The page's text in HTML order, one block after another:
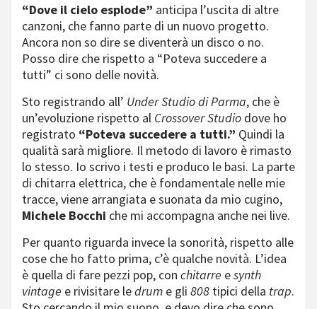
“Dove il cielo esplode” anticipa l’uscita di altre
canzoni, che fanno parte di un nuovo progetto.
Ancora non so dire se diventerà un disco o no.
Posso dire che rispetto a “Poteva succedere a
tutti” ci sono delle novità.
Sto registrando all’ Under Studio di Parma, che è
un’evoluzione rispetto al Crossover Studio dove ho
registrato “Poteva succedere a tutti.” Quindi la
qualità sarà migliore. Il metodo di lavoro è rimasto
lo stesso. Io scrivo i testi e produco le basi. La parte
di chitarra elettrica, che è fondamentale nelle mie
tracce, viene arrangiata e suonata da mio cugino,
Michele Bocchi che mi accompagna anche nei live.
Per quanto riguarda invece la sonorità, rispetto alle
cose che ho fatto prima, c’è qualche novità. L’idea
è quella di fare pezzi pop, con chitarre esynth
vintage e rivisitare ledrum e gli 808 tipici della trap.